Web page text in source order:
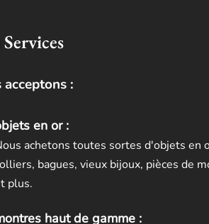
acceptons :
en or :
achetons toutes sortes d'objets en
bagues, vieux bijoux, pièces de
plus.
haut de gamme :